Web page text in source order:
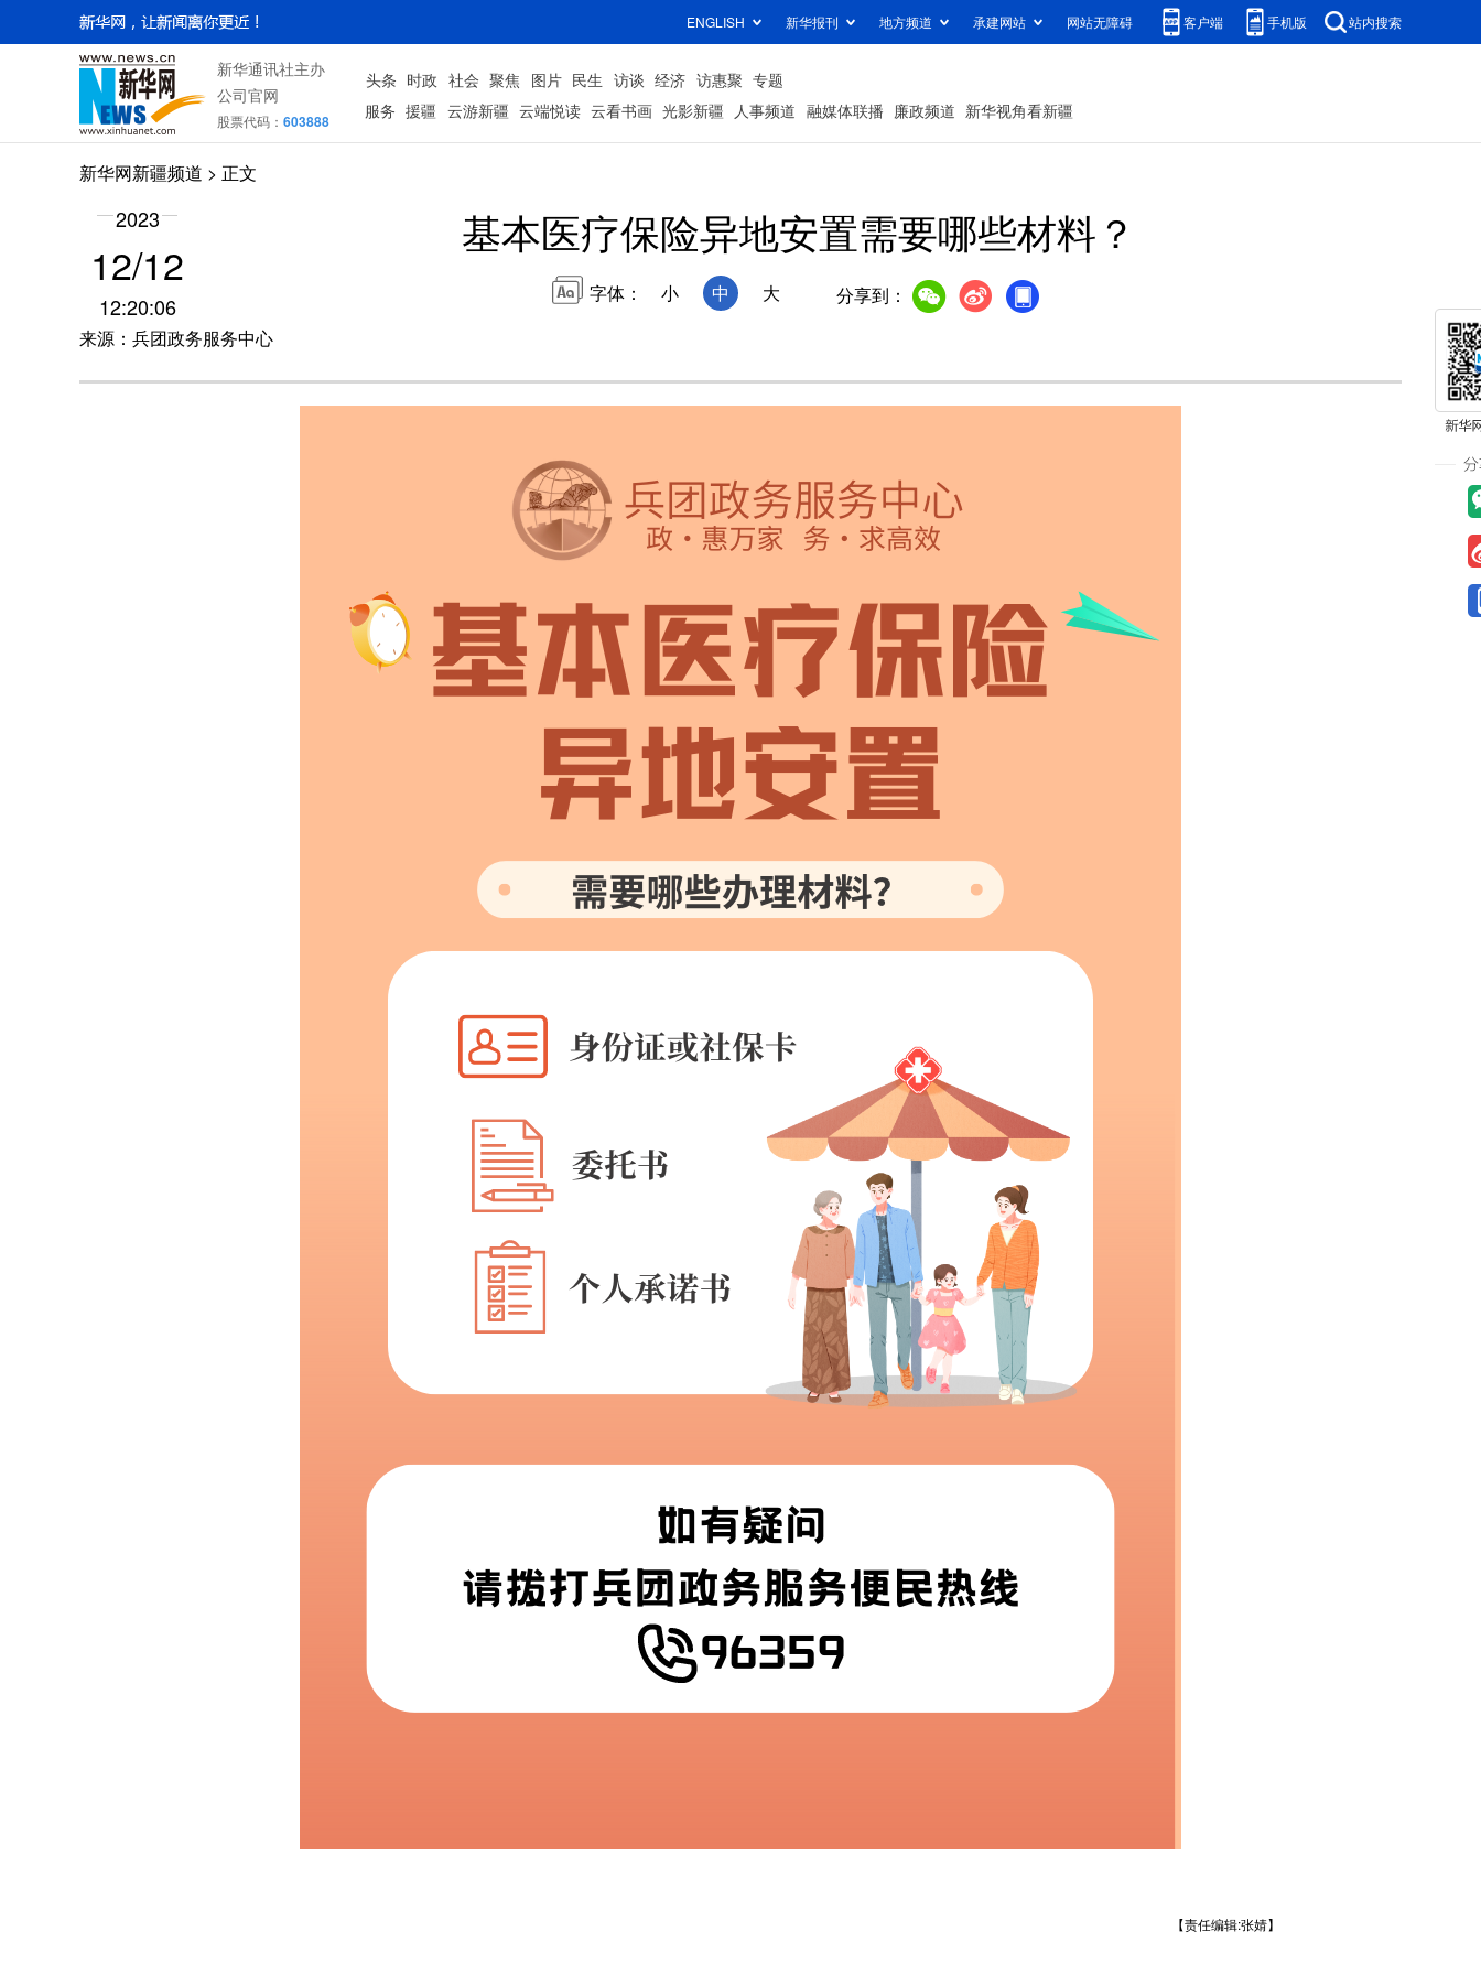
ENGLISH 新华报刊 地方频道 承建网站 网站无障碍 客户端 手机版 站内搜索
新华通讯社主办
公司官网
股票代码： 603888
头条 时政 社会 聚焦 图片 民生 访谈 经济 访惠聚 专题
服务 援疆 云游新疆 云端悦读 云看书画 光影新疆 人事频道 融媒体联播 廉政频道 新华视角看新疆
新华网新疆频道 > 正文
2023
12/12
12:20:06
来源：兵团政务服务中心
基本医疗保险异地安置需要哪些材料？
字体： 小 中 大 分享到：
【责任编辑:张婧】